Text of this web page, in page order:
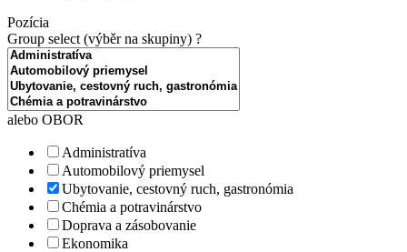
Pozícia
Group select (výběr na skupiny) ?
alebo OBOR
Administratíva
Automobilový priemysel
Ubytovanie, cestovný ruch, gastronómia
Chémia a potravinárstvo
Doprava a zásobovanie
Ekonomika